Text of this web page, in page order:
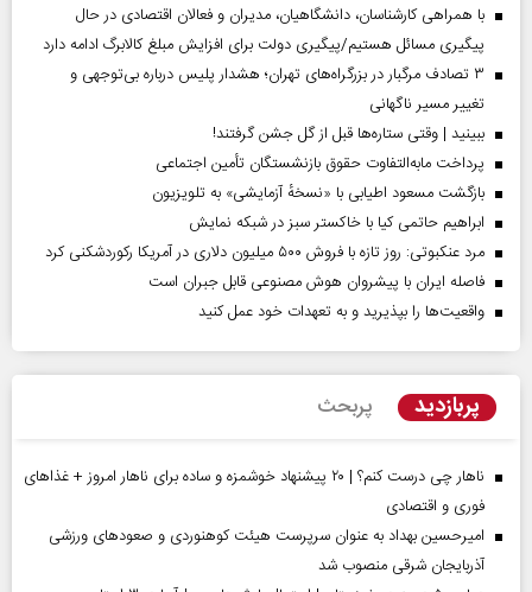
با همراهی کارشناسان، دانشگاهیان، مدیران و فعالان اقتصادی در حال
پیگیری مسائل هستیم/پیگیری دولت برای افزایش مبلغ کالابرگ ادامه دارد
۳ تصادف مرگبار در بزرگراه‌های تهران؛ هشدار پلیس درباره بی‌توجهی و
تغییر مسیر ناگهانی
ببینید | وقتی ستاره‌ها قبل از گل جشن گرفتند!
پرداخت مابه‌التفاوت حقوق بازنشستگان تأمین اجتماعی
بازگشت مسعود اطیابی با «نسخهٔ آزمایشی» به تلویزیون
ابراهیم حاتمی کیا با خاکستر سبز در شبکه نمایش
مرد عنکبوتی: روز تازه با فروش ۵۰۰ میلیون دلاری در آمریکا رکوردشکنی کرد
فاصله ایران با پیشرو‌ان هوش مصنوعی قابل جبران است
واقعیت‌ها را بپذیرید و به تعهدات خود عمل کنید
پربازدید پربحث
ناهار چی درست کنم؟ | ۲۰ پیشنهاد خوشمزه و ساده برای ناهار امروز + غذاهای
فوری و اقتصادی
امیرحسین بهداد به عنوان سرپرست هیئت کوهنوردی و صعودهای ورزشی
آذربایجان شرقی منصوب شد